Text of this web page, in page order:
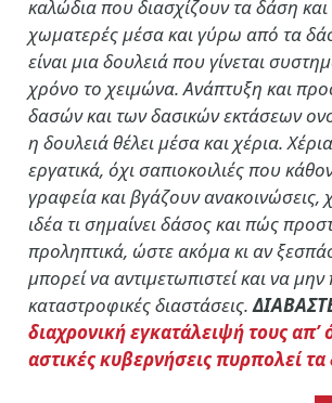
καλώδια που διασχίζουν τα δάση
χωματερές μέσα και γύρω από τα
είναι μια δουλειά που γίνεται
χρόνο το χειμώνα. Ανάπτυξη και
δασών και των δασικών εκτάσεων
η δουλειά θέλει μέσα και χέρια.
εργατικά, όχι σαπιοκοιλιές που
γραφεία και βγάζουν ανακοινώσεις,
ιδέα τι σημαίνει δάσος και πώς
προληπτικά, ώστε ακόμα κι αν
μπορεί να αντιμετωπιστεί και να μην
καταστροφικές διαστάσεις.
διαχρονική εγκατάλειψή τους απ’
αστικές κυβερνήσεις πυρπολεί